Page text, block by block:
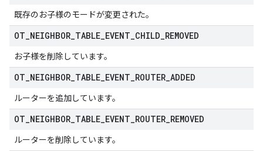
既存のお子様のモードが変更された。
OT NEIGHBOR TABLE EVENT CHILD REMOVED
お子様を削除しています。
OT NEIGHBOR TABLE EVENT ROUTER ADDED
ルーターを追加しています。
OT NEIGHBOR TABLE EVENT ROUTER REMOVED
ルーターを削除しています。